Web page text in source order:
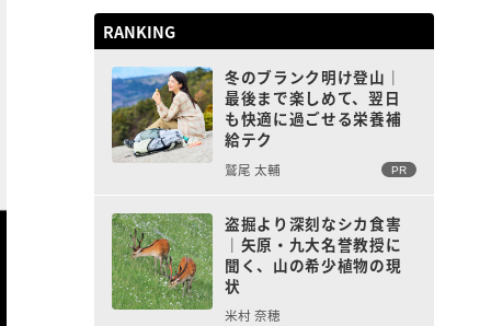
RANKING
冬のブランク明け登山｜
最後まで楽しめて、翌日
も快適に過ごせる栄養補
給テク
鷲尾 太輔 PR
盗掘より深刻なシカ食害
｜矢原・九大名誉教授に
聞く、山の希少植物の現
状
米村 奈穂